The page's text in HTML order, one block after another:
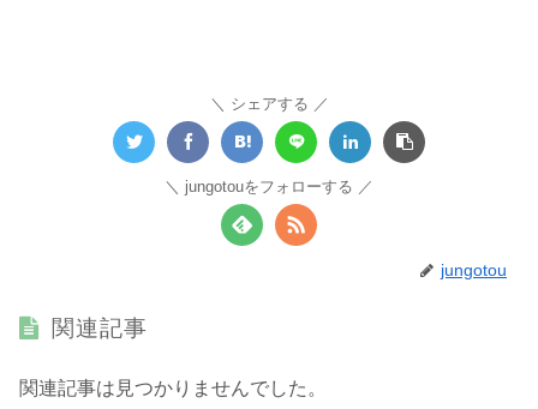
シェアする
jungotouをフォローする
jungotou
関連記事
関連記事は見つかりませんでした。